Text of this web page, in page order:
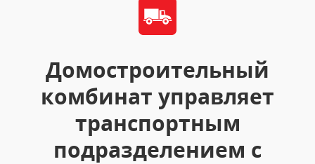
Домостроительный
комбинат управляет
транспортным
подразделением с